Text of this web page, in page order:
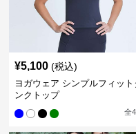
¥5,100 (税込)
ヨガウェア シンプルフィット
ンクトップ
全4